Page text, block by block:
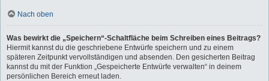
Nach oben
Was bewirkt die „Speichern“-Schaltfläche beim Schreiben eines Beitrags?
Hiermit kannst du die geschriebene Entwürfe speichern und zu einem
späteren Zeitpunkt vervollständigen und absenden. Den gesicherten Beitrag
kannst du mit der Funktion „Gespeicherte Entwürfe verwalten“ in deinem
persönlichen Bereich erneut laden.